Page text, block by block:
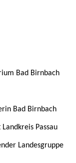
Bad Birnbach
Bad Birnbach
Passau
Landesgruppe